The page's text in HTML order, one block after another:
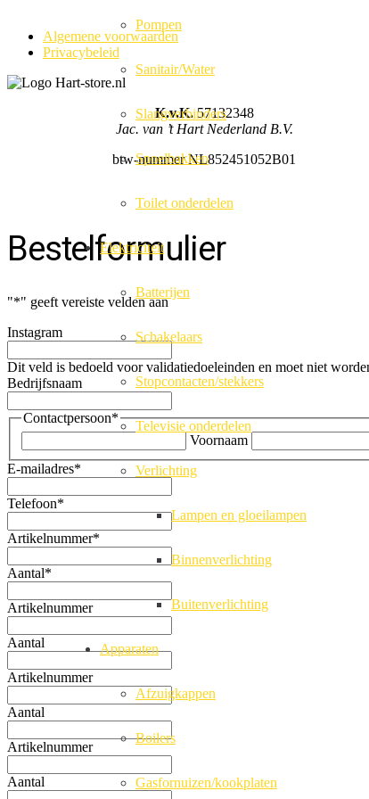
Pompen
Sanitair/Water
Slangverbinders
Spoelbakken
Toilet onderdelen
Elektriciteit
Batterijen
Schakelaars
Stopcontacten/stekkers
Televisie onderdelen
Verlichting
Lampen en gloeilampen
Binnenverlichting
Buitenverlichting
Apparaten
Afzuigkappen
Boilers
Gasfornuizen/kookplaten
Algemene voorwaarden
Privacybeleid
K.v.K.57132348
Jac. van ’t Hart Nederland B.V.
btw-nummer NL852451052B01
Bestelformulier
"*" geeft vereiste velden aan
Instagram
Dit veld is bedoeld voor validatiedoeleinden en moet niet
Bedrijfsnaam
Contactpersoon*
Voornaam
E-mailadres*
Telefoon*
Artikelnummer*
Aantal*
Artikelnummer
Aantal
Artikelnummer
Aantal
Artikelnummer
Aantal